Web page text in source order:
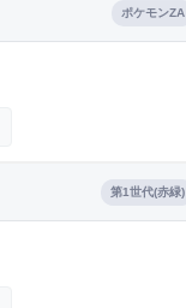
ポケモンZA
第1世代(赤緑)